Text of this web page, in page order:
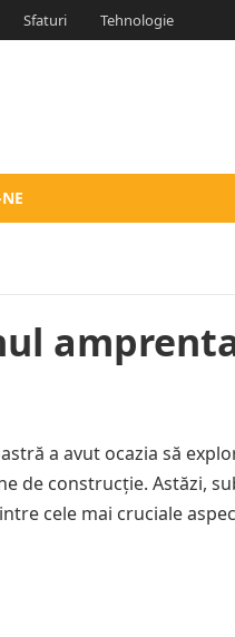
Sfaturi Tehnologie
a avut ocazia să
de construcție. Astăzi,
cele mai cruciale